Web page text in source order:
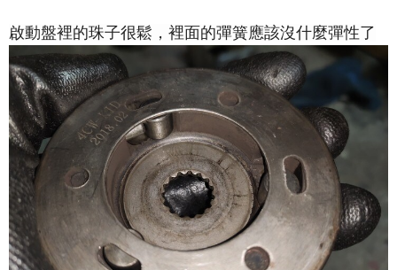
啟動盤裡的珠子很鬆，裡面的彈簧應該沒什麼彈性了